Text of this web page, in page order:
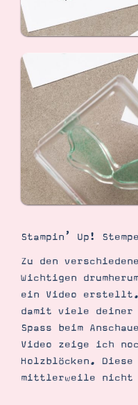
Stampin’ Up!
Zu den
Wichtigen
ein Video
damit viele deiner
Spass beim
Video zeige ich
Holzblöcken. Diese
mittlerweile nicht